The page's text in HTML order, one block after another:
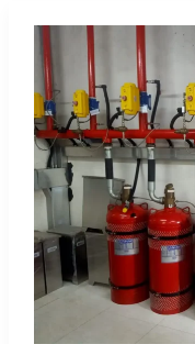
Tabung
CO2
Kidde
100
lbs
(45
kg)